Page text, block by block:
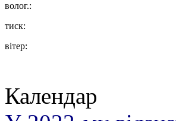
волог.:
тиск:
вітер:
Календар